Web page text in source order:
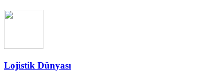
Lojistik Dünyası